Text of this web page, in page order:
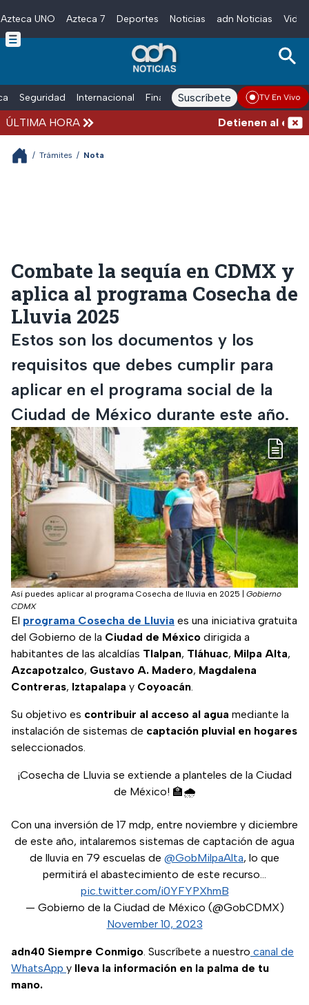
Skip to main content
Azteca UNO Azteca 7 Deportes Noticias adn Noticias
Seguridad Internacional Finanzas adn Noticias Radio
Suscríbete TV En Vivo
ÚLTIMA HORA Detienen al
/ Trámites / Nota
Combate la sequía en CDMX y
aplica al programa Cosecha de
Lluvia 2025
Estos son los documentos y los
requisitos que debes cumplir para
aplicar en el programa social de la
Ciudad de México durante este año.
Así puedes aplicar al programa Cosecha de lluvia en 2025
Gobierno
CDMX
El programa Cosecha de Lluvia es una iniciativa gratuita
del Gobierno de la Ciudad de México dirigida a
habitantes de las alcaldías Tlalpan, Tláhuac, Milpa Alta,
Azcapotzalco, Gustavo A. Madero, Magdalena
Contreras, Iztapalapa y Coyoacán.
Su objetivo es contribuir al acceso al agua mediante la
instalación de sistemas de captación pluvial en hogares
seleccionados.
¡Cosecha de Lluvia se extiende a planteles de la Ciudad
de México! 🏫🌧️
Con una inversión de 17 mdp, entre noviembre y diciembre
de este año, intalaremos sistemas de captación de agua
de lluvia en 79 escuelas de @GobMilpaAlta, lo que
permitirá el abastecimiento de este recurso…
pic.twitter.com/i0YFYPXhmB
— Gobierno de la Ciudad de México (@GobCDMX)
November 10, 2023
adn40 Siempre Conmigo. Suscríbete a nuestro canal de
WhatsApp y lleva la información en la palma de tu
mano.